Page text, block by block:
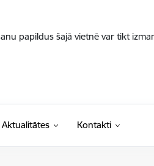
papildus šajā vietnē var tikt
Aktualitātes Kontakti